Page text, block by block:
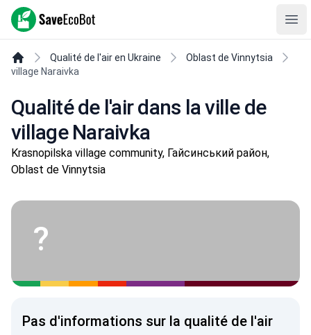
SaveEcoBot
Qualité de l'air en Ukraine
Oblast de Vinnytsia
village Naraivka
Qualité de l'air dans la ville de
village Naraivka
Krasnopilska village community, Гайсинський район,
Oblast de Vinnytsia
?
Pas d'informations sur la qualité de l'air